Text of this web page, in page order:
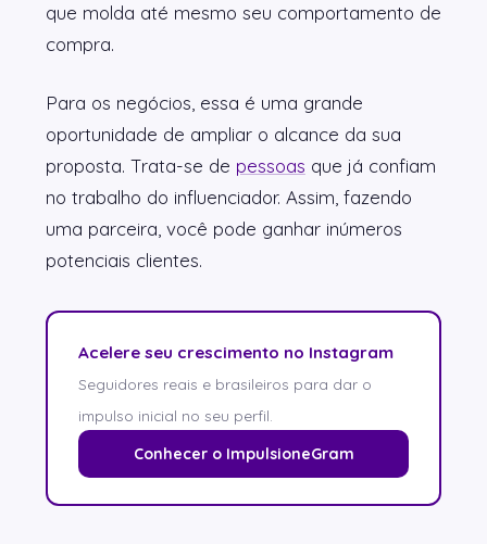
que molda até mesmo seu comportamento de
compra.
Para os negócios, essa é uma grande
oportunidade de ampliar o alcance da sua
proposta. Trata-se de pessoas que já confiam
no trabalho do influenciador. Assim, fazendo
uma parceira, você pode ganhar inúmeros
potenciais clientes.
Acelere seu crescimento no Instagram
Seguidores reais e brasileiros para dar o
impulso inicial no seu perfil.
Conhecer o ImpulsioneGram